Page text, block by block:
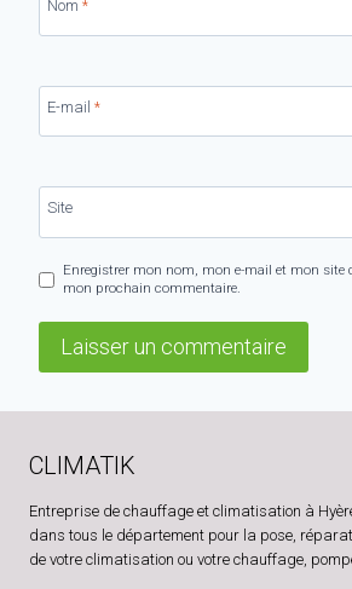
Nom *
E-mail *
Site
Enregistrer mon nom, mon e-mail et mon site
mon prochain commentaire.
CLIMATIK
Entreprise de chauffage et climatisation à
dans tous le département pour la pose,
de votre climatisation ou votre chauffage,